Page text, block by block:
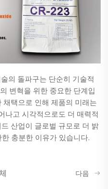
의 돌파구는 단순히 기술적
변혁을 위한 중요한 단계입
채택으로 인해 제품의 미래는
나고 시각적으로도 더 매력적
산업이 글로벌 규모로 더 밝
충분한 이유가 있습니다.
다음